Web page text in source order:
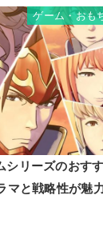
ゲーム・おも
シリーズのおす
マと戦略性が魅